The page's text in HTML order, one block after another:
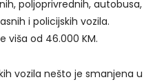
poljoprivrednih, autobusa,
i policijskih vozila.
viša od 46.000 KM.
vozila nešto je smanjena u